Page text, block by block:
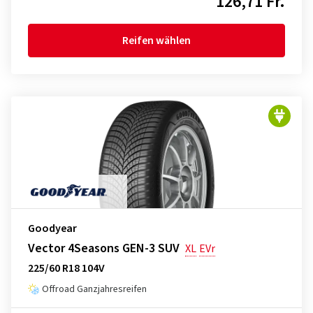
Reifen wählen
Goodyear
Vector 4Seasons GEN-3 SUV XL EVr
225/60 R18 104V
Offroad Ganzjahresreifen